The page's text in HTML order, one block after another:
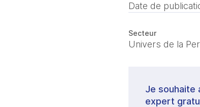
Date de
Secteur
Univers de la
Je souhaite
expert